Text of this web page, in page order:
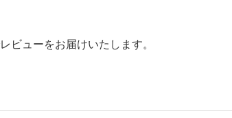
ビューをお届けいたします。